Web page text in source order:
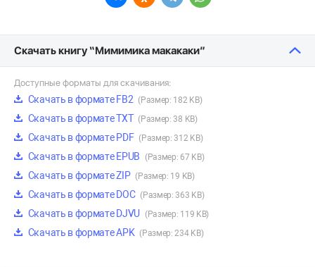
Скачать книгу “Мимимика макакаки”
Доступные форматы для скачивания:
Скачать в формате FB2 (Размер: 182 KB)
Скачать в формате TXT (Размер: 38 KB)
Скачать в формате PDF (Размер: 312 KB)
Скачать в формате EPUB (Размер: 67 KB)
Скачать в формате ZIP (Размер: 19 KB)
Скачать в формате DOC (Размер: 363 KB)
Скачать в формате DJVU (Размер: 119 KB)
Скачать в формате APK (Размер: 234 KB)